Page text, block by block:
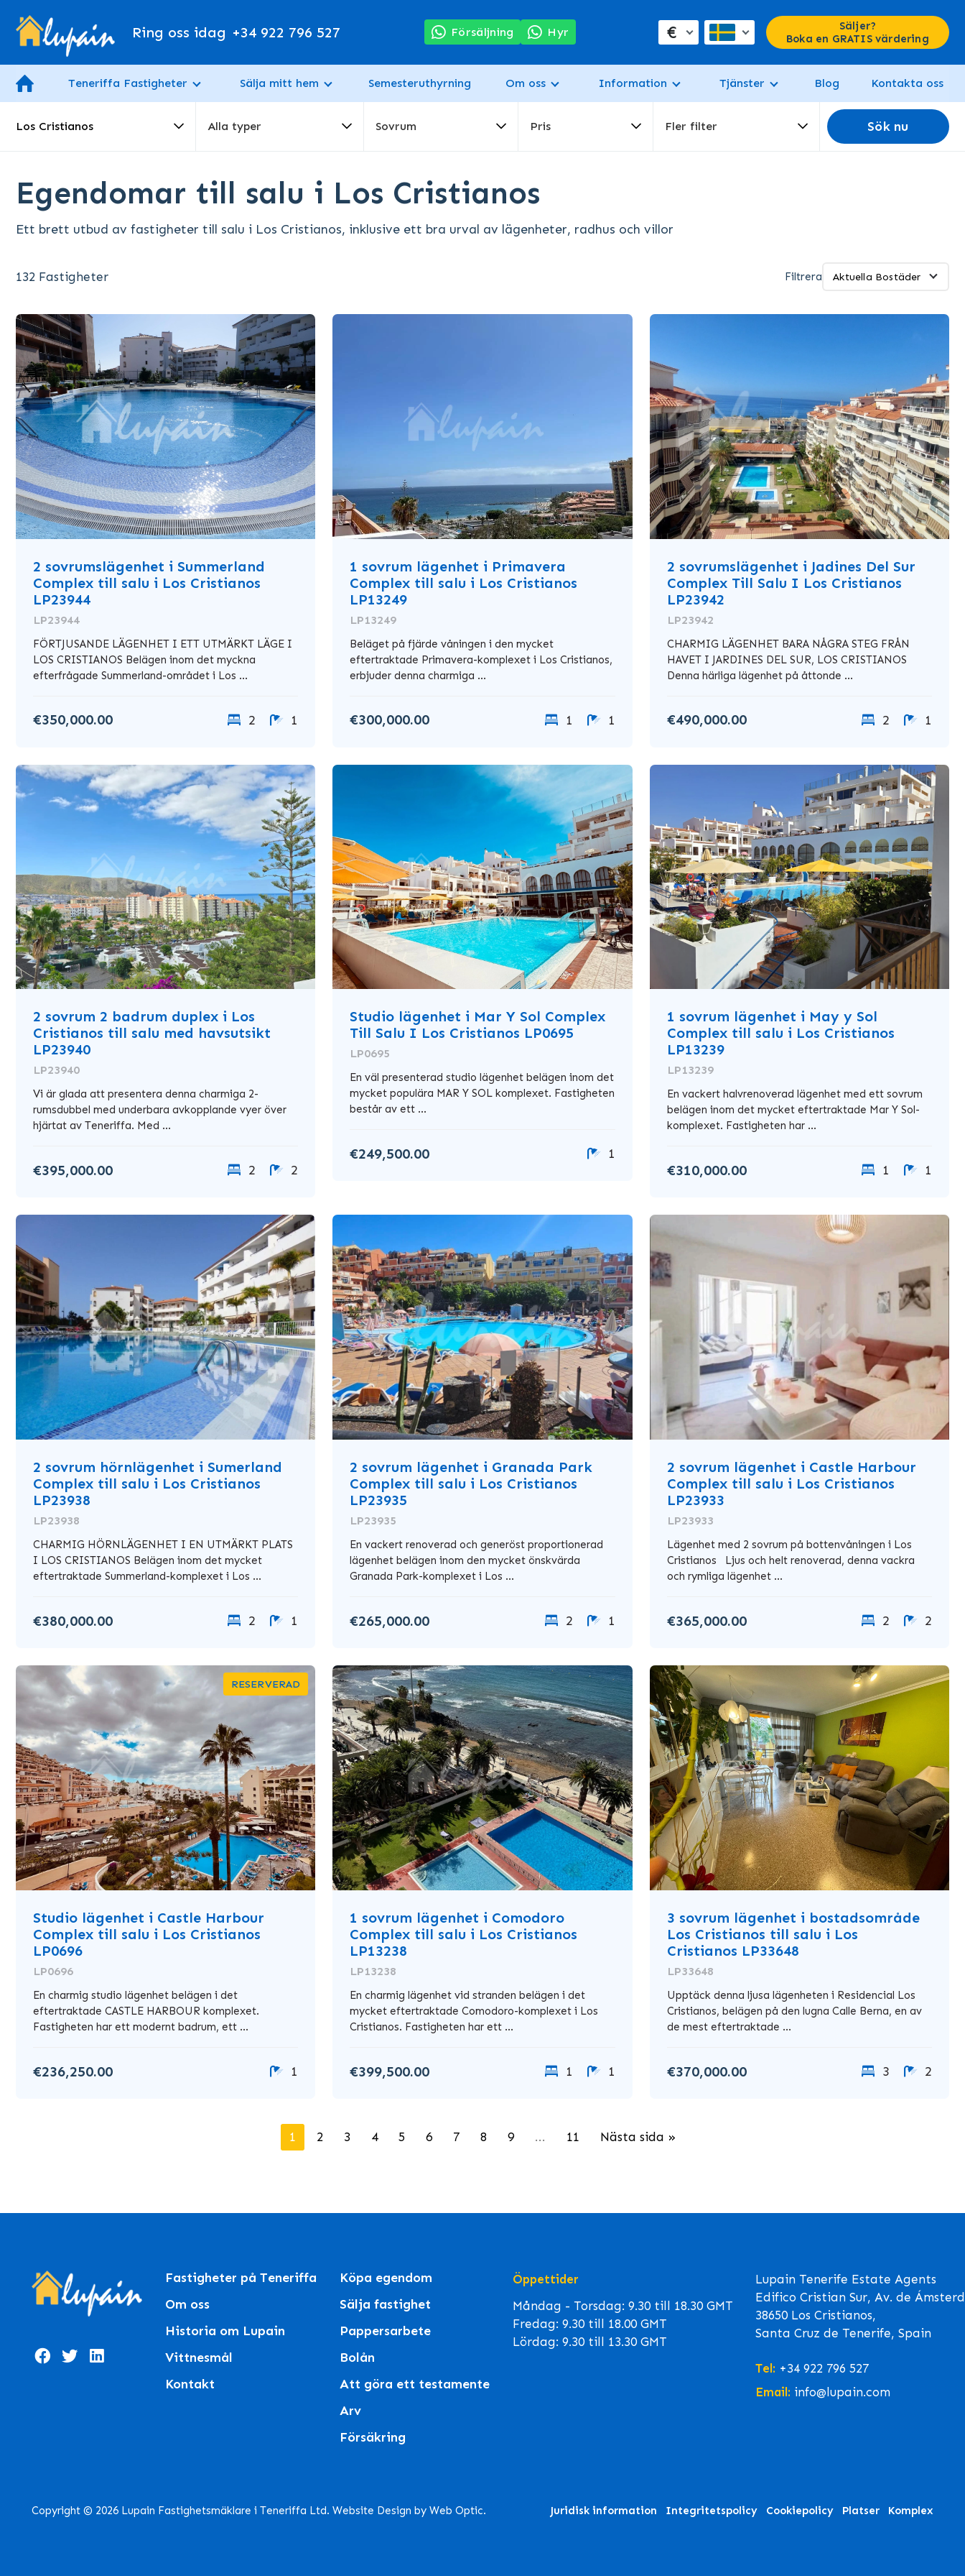
Ring oss idag +34 922 796 527 Försäljning Hyr €
Säljer?
Boka en GRATIS värdering
Teneriffa Fastigheter Sälja mitt hem Semesteruthyrning Om oss Information Tjänster Blog Kontakta oss
Los Cristianos Alla typer Sovrum Pris Fler filter Sök nu
Egendomar till salu i Los Cristianos
Ett brett utbud av fastigheter till salu i Los Cristianos, inklusive ett bra urval av lägenheter, radhus och villor
132 Fastigheter Filtrera
2 sovrumslägenhet i Summerland
Complex till salu i Los Cristianos
LP23944
LP23944
FÖRTJUSANDE LÄGENHET I ETT UTMÄRKT LÄGE I
LOS CRISTIANOS Belägen inom det myckna
efterfrågade Summerland-området i Los ...
€350,000.00 2 1
1 sovrum lägenhet i Primavera
Complex till salu i Los Cristianos
LP13249
LP13249
Beläget på fjärde våningen i den mycket
eftertraktade Primavera-komplexet i Los Cristianos,
erbjuder denna charmiga ...
€300,000.00 1 1
2 sovrumslägenhet i Jadines Del Sur
Complex Till Salu I Los Cristianos
LP23942
LP23942
CHARMIG LÄGENHET BARA NÅGRA STEG FRÅN
HAVET I JARDINES DEL SUR, LOS CRISTIANOS
Denna härliga lägenhet på åttonde ...
€490,000.00 2 1
2 sovrum 2 badrum duplex i Los
Cristianos till salu med havsutsikt
LP23940
LP23940
Vi är glada att presentera denna charmiga 2-
rumsdubbel med underbara avkopplande vyer över
hjärtat av Teneriffa. Med ...
€395,000.00 2 2
Studio lägenhet i Mar Y Sol Complex
Till Salu I Los Cristianos LP0695
LP0695
En väl presenterad studio lägenhet belägen inom det
mycket populära MAR Y SOL komplexet. Fastigheten
består av ett ...
€249,500.00 1
1 sovrum lägenhet i May y Sol
Complex till salu i Los Cristianos
LP13239
LP13239
En vackert halvrenoverad lägenhet med ett sovrum
belägen inom det mycket eftertraktade Mar Y Sol-
komplexet. Fastigheten har ...
€310,000.00 1 1
2 sovrum hörnlägenhet i Sumerland
Complex till salu i Los Cristianos
LP23938
LP23938
CHARMIG HÖRNLÄGENHET I EN UTMÄRKT PLATS
I LOS CRISTIANOS Belägen inom det mycket
eftertraktade Summerland-komplexet i Los ...
€380,000.00 2 1
2 sovrum lägenhet i Granada Park
Complex till salu i Los Cristianos
LP23935
LP23935
En vackert renoverad och generöst proportionerad
lägenhet belägen inom den mycket önskvärda
Granada Park-komplexet i Los ...
€265,000.00 2 1
2 sovrum lägenhet i Castle Harbour
Complex till salu i Los Cristianos
LP23933
LP23933
Lägenhet med 2 sovrum på bottenvåningen i Los
Cristianos Ljus och helt renoverad, denna vackra
och rymliga lägenhet ...
€365,000.00 2 2
RESERVERAD
Studio lägenhet i Castle Harbour
Complex till salu i Los Cristianos
LP0696
LP0696
En charmig studio lägenhet belägen i det
eftertraktade CASTLE HARBOUR komplexet.
Fastigheten har ett modernt badrum, ett ...
€236,250.00 1
1 sovrum lägenhet i Comodoro
Complex till salu i Los Cristianos
LP13238
LP13238
En charmig lägenhet vid stranden belägen i det
mycket eftertraktade Comodoro-komplexet i Los
Cristianos. Fastigheten har ett ...
€399,500.00 1 1
3 sovrum lägenhet i bostadsområde
Los Cristianos till salu i Los
Cristianos LP33648
LP33648
Upptäck denna ljusa lägenheten i Residencial Los
Cristianos, belägen på den lugna Calle Berna, en av
de mest eftertraktade ...
€370,000.00 3 2
1 2 3 4 5 6 7 8 9 ... 11 Nästa sida »
Fastigheter på Teneriffa
Om oss
Historia om Lupain
Vittnesmål
Kontakt
Köpa egendom
Sälja fastighet
Pappersarbete
Bolån
Att göra ett testamente
Arv
Försäkring
Öppettider
Måndag - Torsdag: 9.30 till 18.30 GMT
Fredag: 9.30 till 18.00 GMT
Lördag: 9.30 till 13.30 GMT
Lupain Tenerife Estate Agents
Edifico Cristian Sur, Av. de
38650 Los Cristianos,
Santa Cruz de Tenerife, Spain
Tel: +34 922 796 527
Email: info@lupain.com
Copyright © 2026 Lupain Fastighetsmäklare i Teneriffa Ltd. Website Design by Web Optic. Juridisk information Integritetspolicy Cookiepolicy Platser Komplex